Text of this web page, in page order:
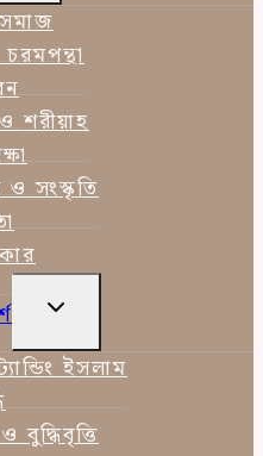
MENU
শরীয়াহ
ও সংস্কৃতি
TOGGLE
MENUইসলাম
বুদ্ধিবৃত্তি